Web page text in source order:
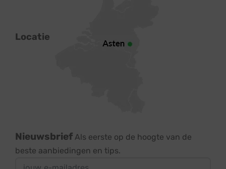
Locatie
Nieuwsbrief Als eerste op de hoogte van de
beste aanbiedingen en tips.